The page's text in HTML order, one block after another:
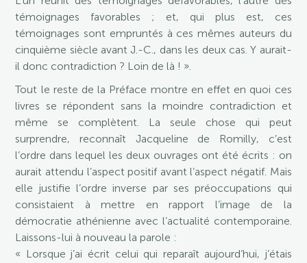
témoignages favorables ; et, qui plus est, ces
témoignages sont empruntés à ces mêmes auteurs du
cinquième siècle avant J.-C., dans les deux cas. Y aurait-
il donc contradiction ? Loin de là ! ».
Tout le reste de la Préface montre en effet en quoi ces
livres se répondent sans la moindre contradiction et
même se complètent. La seule chose qui peut
surprendre, reconnaît Jacqueline de Romilly, c’est
l’ordre dans lequel les deux ouvrages ont été écrits : on
aurait attendu l’aspect positif avant l’aspect négatif. Mais
elle justifie l’ordre inverse par ses préoccupations qui
consistaient à mettre en rapport l’image de la
démocratie athénienne avec l’actualité contemporaine.
Laissons-lui à nouveau la parole :
« Lorsque j’ai écrit celui qui reparaît aujourd’hui, j’étais